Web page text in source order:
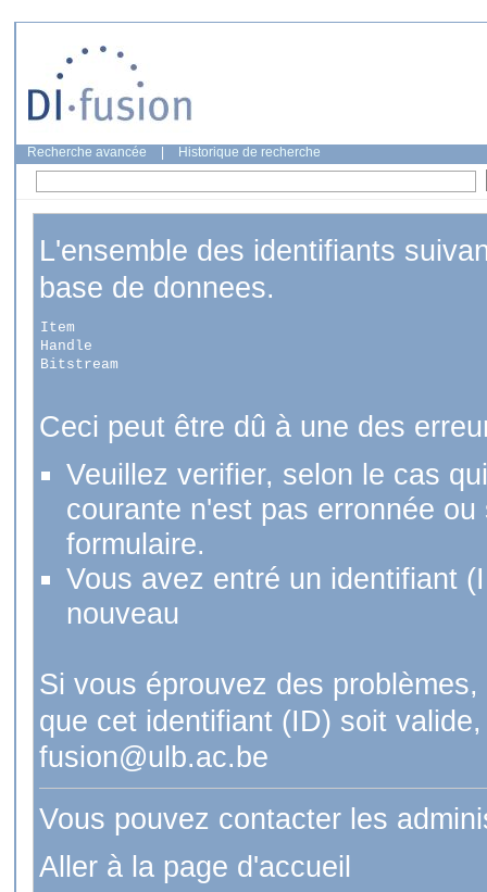
Recherche avancée Historique de recherche
L'ensemble des identifiants
base de donnees.
Item
Handle
Bitstream
Ceci peut être dû à une des
Veuillez verifier, selon le cas
courante n'est pas erronnée
formulaire.
Vous avez entré un identifiant
nouveau
Si vous éprouvez des
que cet identifiant (ID) soit
fusion@ulb.ac.be
Vous pouvez contacter les
Aller à la page d'accueil